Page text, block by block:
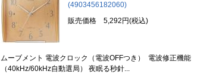
(4903456182060)
販売価格 5,292円(税込)
ムーブメント 電波クロック（電波OFFつき） 電波修正機能
（40kHz/60kHz自動選局） 夜眠る秒針...